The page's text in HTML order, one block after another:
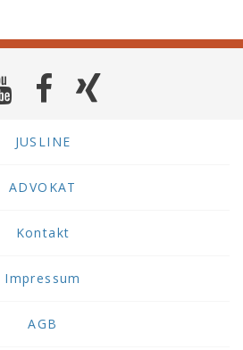
JUSLINE
ADVOKAT
Kontakt
Impressum
AGB